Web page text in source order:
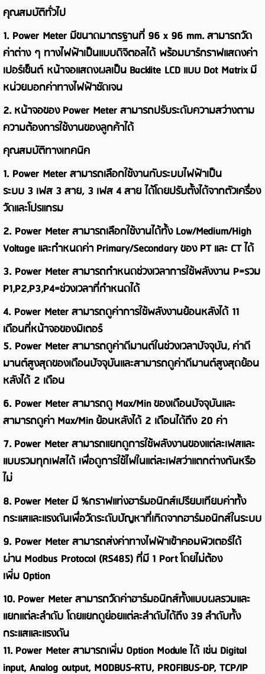
คุณสมบัติทั่วไป
1. Power Meter มีขนาดมาตรฐานที่96 x 96 mm.สามารถวัด
ค่าต่าง ๆ ทางไฟฟ้าเป็นแบบดิจิตอลได้ พร้อมบาร์กราฟแสดงค่า
เปอร์เซ็นต์ หน้าจอแสดงผลเป็นBacklite LCD แบบDot Matrixมี
หน่วยบอกค่าทางไฟฟ้าชัดเจน
2. หน้าจอของPower Meterสามารถปรับระดับความสว่างตาม
ความต้องการใช้งานของลูกค้าได้
คุณสมบัติทางเทคนิค
1. Power Meterสามารถเลือกใช้งานกับระบบไฟฟ้าเป็น
ระบบ3 เฟส3สาย, 3 เฟส4สาย ได้โดยปรับตั้งได้จากตัวเครื่อง
วัดและโปรแกรม
2. Power Meterสามารถเลือกใช้งานได้ทั้งLow/Medium/High
Voltage และกำหนดค่าPrimary/SecondaryของPTและCTได้
3. Power Meterสามารถกำหนดช่วงเวลาการใช้พลังงาน P=รวม
P1,P2,P3,P4=ช่วงเวลาที่กำหนดได้
4. Power Meterสามารถดูค่าการใช้พลังงานย้อนหลังได้ 11
เดือนที่หน้าจอของมิเตอร์
5. Power Meterสามารถดูค่าดีมานต์ในช่วงเวลาปัจจุบัน,ค่าดี
มานต์สูงสุดของเดือนปัจจุบันและสามารถดูค่าดีมานต์สูงสุดย้อน
หลังได้ 2 เดือน
6. Power MeterสามารถดูMax/Minของเดือนปัจจุบันและ
สามารถดูค่าMax/Minย้อนหลังได้ 2 เดือนได้ถึง 20 ค่า
7.Power Meterสามารถแยกดูการใช้พลังงานของแต่ละเฟสและ
แบบรวมทุกเฟสได้ เพื่อดูการใช้ไฟในแต่ละเฟสว่าแตกต่างกันหรือ
ไม่
8.Power Meter มี%กราฟแท่งฮาร์มอนิกส์เปรียบเทียบค่าทั้ง
กระแสและแรงดันเพื่อวัดระดับปัญหาที่เกิดจากฮาร์มอนิกส์ในระบบ
9. Power Meterสามารถส่งค่าทางไฟฟ้าเข้าคอมพิวเตอร์ได้
ผ่านModbus Protocol (RS485) ที่มี1 Portโดยไม่ต้อง
เพิ่มOption
10.Power Meterสามารถวัดค่าฮาร์มอนิกส์ทั้งแบบผลรวมและ
แยกแต่ละลำดับ โดยแยกดูย่อยแต่ละลำดับได้ถึง39ลำดับทั้ง
กระแสและแรงดัน
11.Power Meterสามารถเพิ่มOption Moduleได้ เช่นDigital
input, Analog output, MODBUS-RTU, PROFIBUS-DP, TCP/IP